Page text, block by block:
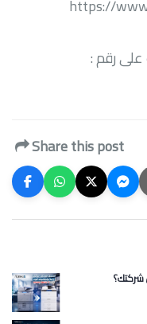
https://
على رقم :
Share this post
شركتك؟